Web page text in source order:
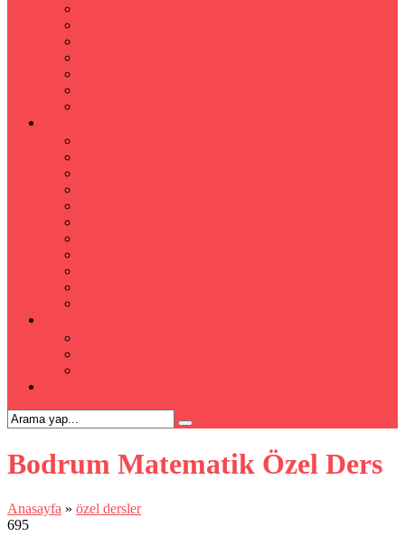
Bodrum Matematik Özel Ders
Anasayfa » özel dersler
695